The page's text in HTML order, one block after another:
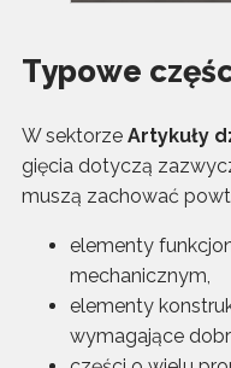
Typowe
W sektorze Artykuły
gięcia dotyczą
muszą zachować
elementy
mechanicznym,
elementy
wymagające